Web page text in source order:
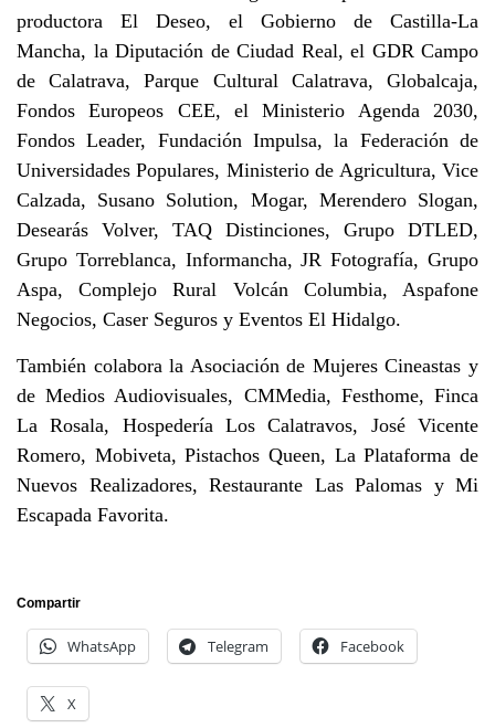
productora El Deseo, el Gobierno de Castilla-La
Mancha, la Diputación de Ciudad Real, el GDR Campo
de Calatrava, Parque Cultural Calatrava, Globalcaja,
Fondos Europeos CEE, el Ministerio Agenda 2030,
Fondos Leader, Fundación Impulsa, la Federación de
Universidades Populares, Ministerio de Agricultura, Vice
Calzada, Susano Solution, Mogar, Merendero Slogan,
Desearás Volver, TAQ Distinciones, Grupo DTLED,
Grupo Torreblanca, Informancha, JR Fotografía, Grupo
Aspa, Complejo Rural Volcán Columbia, Aspafone
Negocios, Caser Seguros y Eventos El Hidalgo.
También colabora la Asociación de Mujeres Cineastas y
de Medios Audiovisuales, CMMedia, Festhome, Finca
La Rosala, Hospedería Los Calatravos, José Vicente
Romero, Mobiveta, Pistachos Queen, La Plataforma de
Nuevos Realizadores, Restaurante Las Palomas y Mi
Escapada Favorita.
Compartir
WhatsApp Telegram Facebook
X